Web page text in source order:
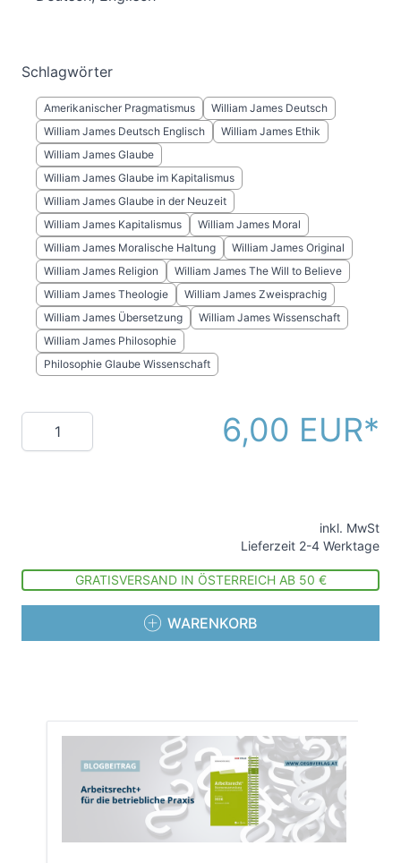
Schlagwörter
Amerikanischer Pragmatismus
William James Deutsch
William James Deutsch Englisch
William James Ethik
William James Glaube
William James Glaube im Kapitalismus
William James Glaube in der Neuzeit
William James Kapitalismus
William James Moral
William James Moralische Haltung
William James Original
William James Religion
William James The Will to Believe
William James Theologie
William James Zweisprachig
William James Übersetzung
William James Wissenschaft
William James Philosophie
Philosophie Glaube Wissenschaft
Menge 6,00 EUR
inkl. MwSt
Lieferzeit 2-4 Werktage
GRATISVERSAND IN ÖSTERREICH AB 50 €
WARENKORB